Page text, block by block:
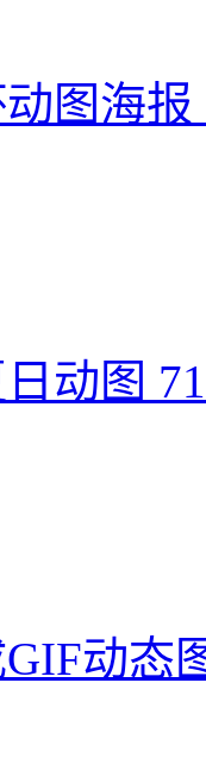
图海报
动图
动态